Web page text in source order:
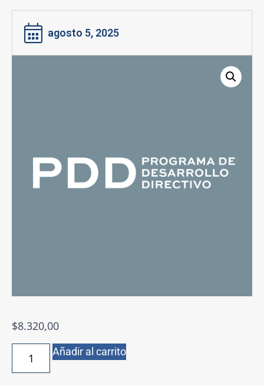
agosto 5, 2025
$8.320,00
Añadir al carrito